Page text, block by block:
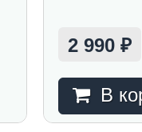
2 990₽
В